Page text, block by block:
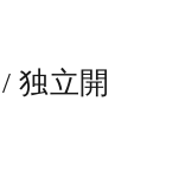
独立開